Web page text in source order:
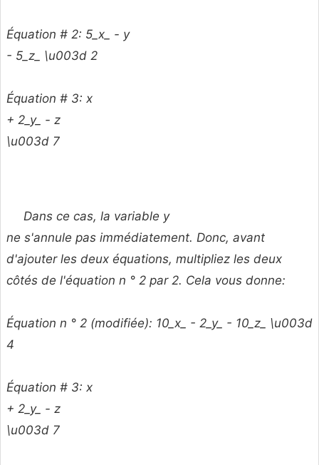
Équation # 2: 5_x_ - y
- 5_z_ \u003d 2
Équation # 3: x
+ 2_y_ - z
\u003d 7
Dans ce cas, la variable y
ne s'annule pas immédiatement. Donc, avant
d'ajouter les deux équations, multipliez les deux
côtés de l'équation n ° 2 par 2. Cela vous donne:
Équation n ° 2 (modifiée): 10_x_ - 2_y_ - 10_z_ \u003d
4
Équation # 3: x
+ 2_y_ - z
\u003d 7